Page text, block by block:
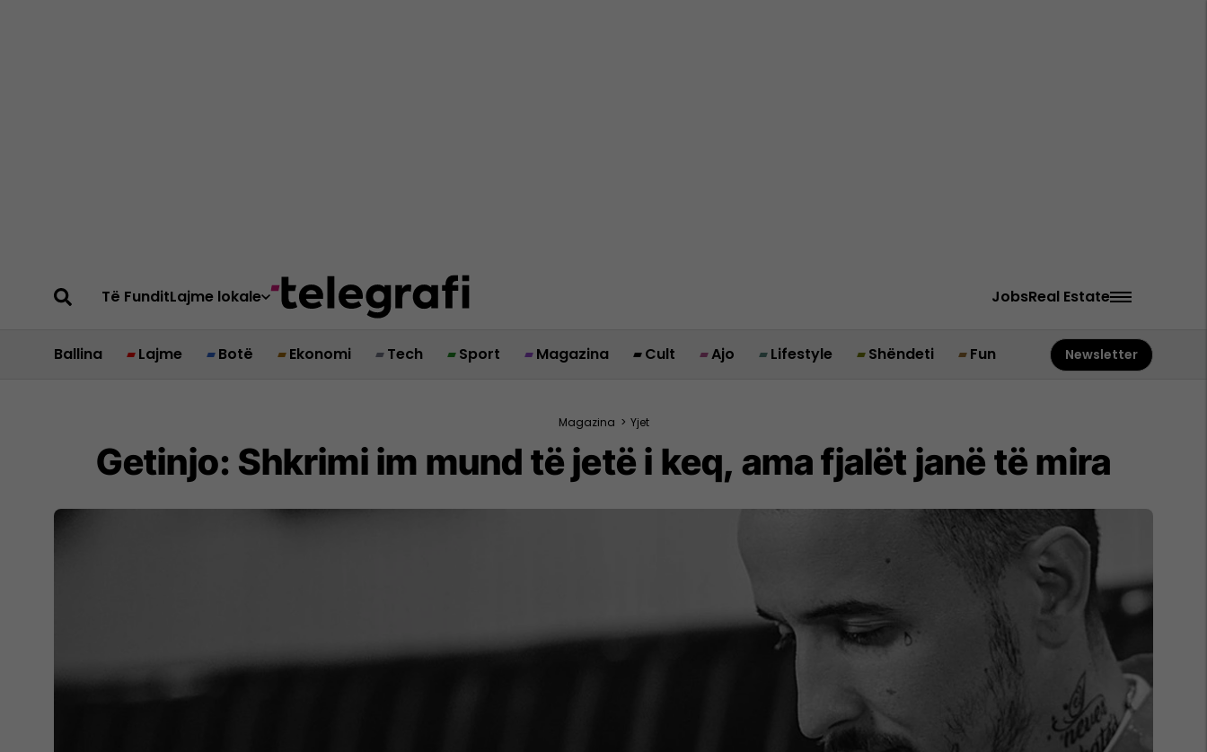
Të FunditLajme lokale JobsReal Estate
Ballina Lajme Botë Ekonomi Tech Sport Magazina Cult Ajo Lifestyle Shëndeti Fun Newsletter
Magazina > Yjet
Getinjo: Shkrimi im mund të jetë i keq, ama fjalët janë të mira